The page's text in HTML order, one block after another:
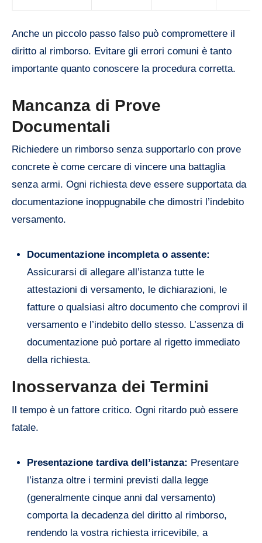
Anche un piccolo passo falso può compromettere il
diritto al rimborso. Evitare gli errori comuni è tanto
importante quanto conoscere la procedura corretta.
Mancanza di Prove
Documentali
Richiedere un rimborso senza supportarlo con prove
concrete è come cercare di vincere una battaglia
senza armi. Ogni richiesta deve essere supportata da
documentazione inoppugnabile che dimostri l’indebito
versamento.
Documentazione incompleta o assente:
Assicurarsi di allegare all’istanza tutte le
attestazioni di versamento, le dichiarazioni, le
fatture o qualsiasi altro documento che comprovi il
versamento e l’indebito dello stesso. L’assenza di
documentazione può portare al rigetto immediato
della richiesta.
Inosservanza dei Termini
Il tempo è un fattore critico. Ogni ritardo può essere
fatale.
Presentazione tardiva dell’istanza: Presentare
l’istanza oltre i termini previsti dalla legge
(generalmente cinque anni dal versamento)
comporta la decadenza del diritto al rimborso,
rendendo la vostra richiesta irricevibile, a